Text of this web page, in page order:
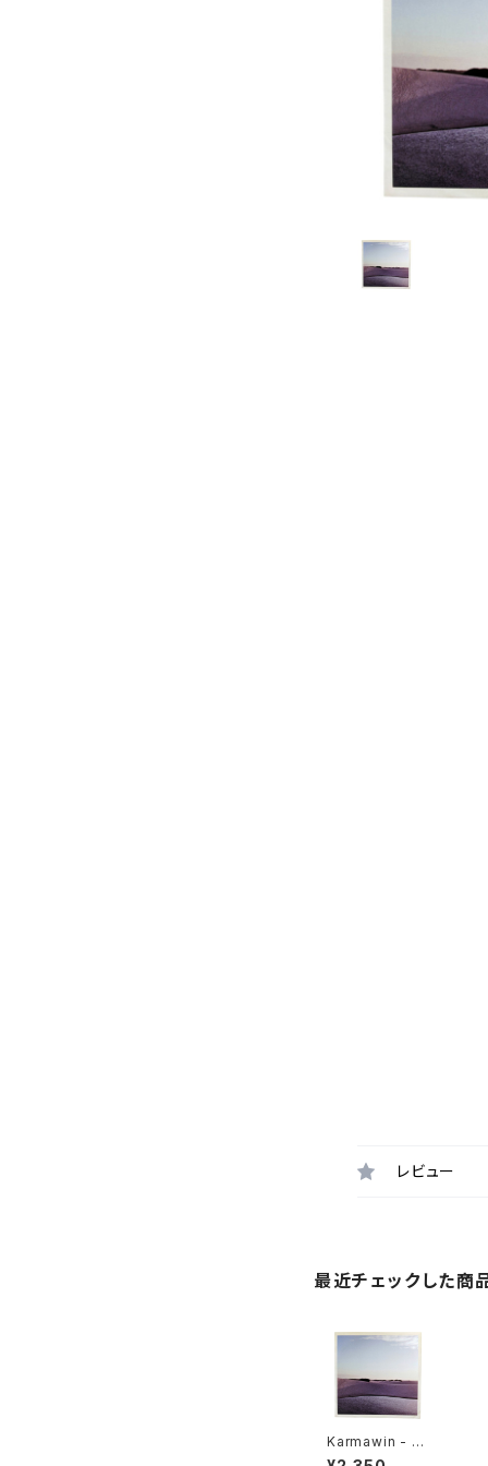
レビュー
最近チェックした商
Karmawin - D
aiquiri "7"